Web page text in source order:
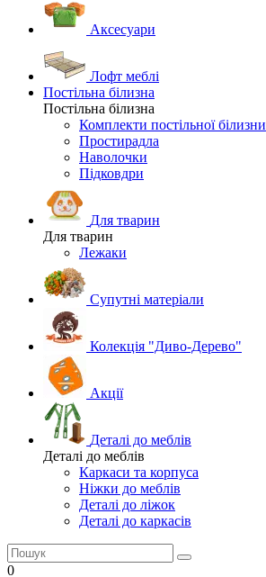
Аксесуари
Лофт меблі
Постільна білизна
Постільна білизна
Комплекти постільної білизни
Простирадла
Наволочки
Підковдри
Для тварин
Для тварин
Лежаки
Супутні матеріали
Колекція "Диво-Дерево"
Акції
Деталі до меблів
Деталі до меблів
Каркаси та корпуса
Ніжки до меблів
Деталі до ліжок
Деталі до каркасів
0